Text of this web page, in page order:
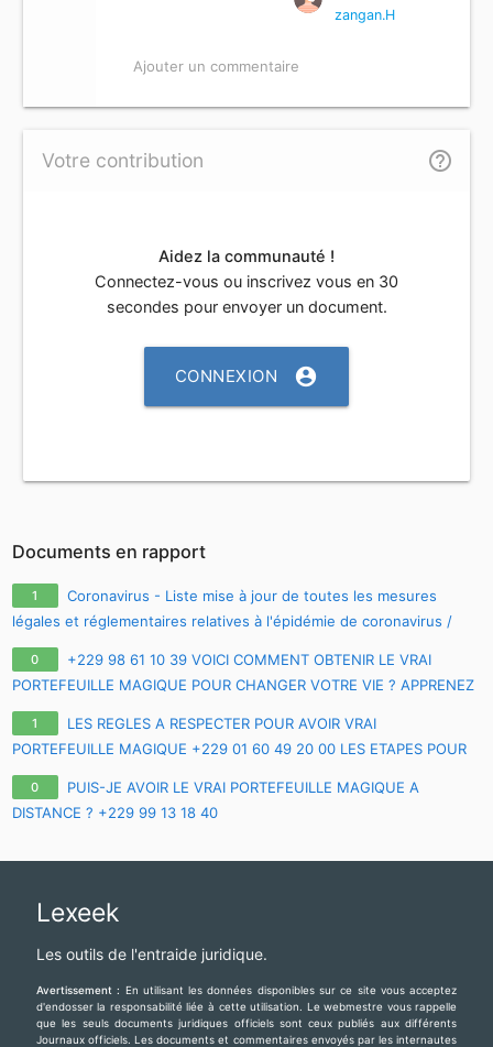
zangan.H
Ajouter un commentaire
Votre contribution help_outline
Aidez la communauté !
Connectez-vous ou inscrivez vous en 30
secondes pour envoyer un document.
CONNEXION account_circle
Documents en rapport
1
Coronavirus - Liste mise à jour de toutes les mesures
légales et réglementaires relatives à l'épidémie de coronavirus /
covid-19 / sars-cov-2
0
+229 98 61 10 39 VOICI COMMENT OBTENIR LE VRAI
PORTEFEUILLE MAGIQUE POUR CHANGER VOTRE VIE ? APPRENEZ
TOUS LES SECRETS SUR LE VRAI PORTE-FEUILLE MAGIQUE EN
FRANCE EURO
1
LES REGLES A RESPECTER POUR AVOIR VRAI
PORTEFEUILLE MAGIQUE +229 01 60 49 20 00 LES ETAPES POUR
AVOIR LE VRAI PORTEFEUILLE MAGIQUE A DISTANCE
0
PUIS-JE AVOIR LE VRAI PORTEFEUILLE MAGIQUE A
DISTANCE ? +229 99 13 18 40
Lexeek
Les outils de l'entraide juridique.
Avertissement : En utilisant les données disponibles sur ce site vous acceptez
d'endosser la responsabilité liée à cette utilisation. Le webmestre vous rappelle
que les seuls documents juridiques officiels sont ceux publiés aux différents
Journaux officiels. Les documents et commentaires envoyés par les internautes